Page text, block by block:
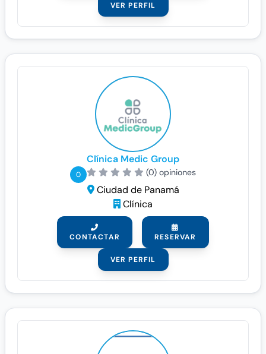
VER PERFIL
Clínica Medic Group
0 (0) opiniones
Ciudad de Panamá
Clínica
CONTACTAR RESERVAR
VER PERFIL